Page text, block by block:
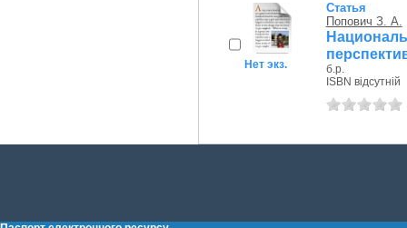
Нет экз.
Статья
Попович З. А.
б.р.
ISBN відсутній